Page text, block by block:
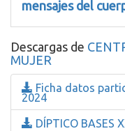
mensajes del
Descargas de
MUJER
Ficha datos
2024
DÍPTICO BASES